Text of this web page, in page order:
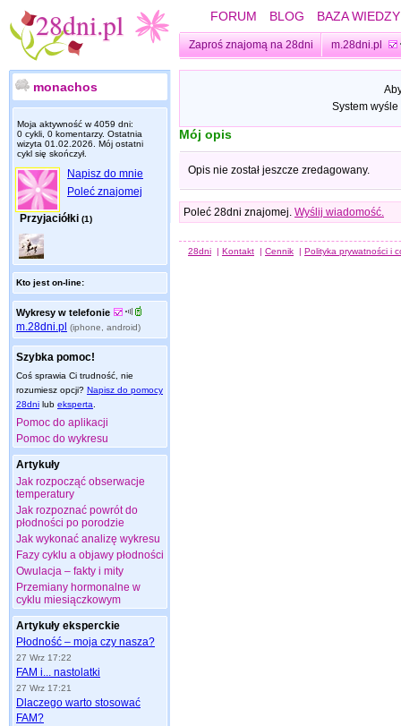
FORUM BLOG BAZA WIEDZY
Zaproś znajomą na 28dni m.28dni.pl
monachos
Moja aktywność w 4059 dni:
0 cykli, 0 komentarzy. Ostatnia
wizyta 01.02.2026 . Mój ostatni
cykl się skończył.
Napisz do mnie
Poleć znajomej
Przyjaciółki (1)
Kto jest on-line:
Wykresy w telefonie
m.28dni.pl (iphone, android)
Szybka pomoc!
Coś sprawia Ci trudność, nie
rozumiesz opcji? Napisz do pomocy
28dni lub eksperta
Pomoc do aplikacji
Pomoc do wykresu
Artykuły
Jak rozpocząć obserwacje
temperatury
Jak rozpoznać powrót do
płodności po porodzie
Jak wykonać analizę wykresu
Fazy cyklu a objawy płodności
Owulacja – fakty i mity
Przemiany hormonalne w
cyklu miesiączkowym
Artykuły eksperckie
Płodność – moja czy nasza?
27 Wrz 17:22
FAM i... nastolatki
27 Wrz 17:21
Dlaczego warto stosować
FAM?
System
Mój opis
Opis nie został jeszcze zredagowany.
Poleć 28dni znajomej. Wyślij wiadomość.
28dni | Kontakt | Cennik | Polityka prywatności i